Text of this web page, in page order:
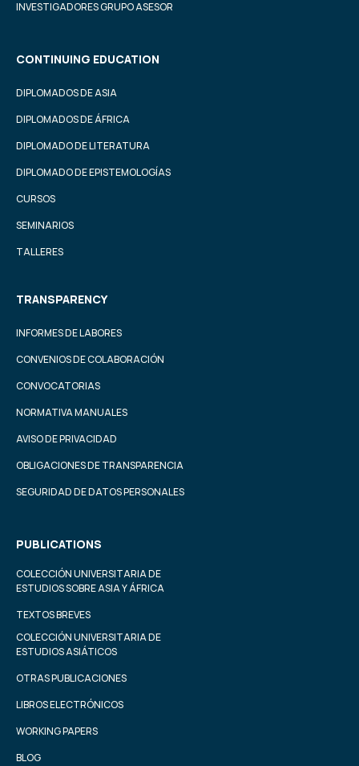
INVESTIGADORES GRUPO ASESOR
CONTINUING EDUCATION
DIPLOMADOS DE ASIA
DIPLOMADOS DE ÁFRICA
DIPLOMADO DE LITERATURA
DIPLOMADO DE EPISTEMOLOGÍAS
CURSOS
SEMINARIOS
TALLERES
TRANSPARENCY
INFORMES DE LABORES
CONVENIOS DE COLABORACIÓN
CONVOCATORIAS
NORMATIVA MANUALES
AVISO DE PRIVACIDAD
OBLIGACIONES DE TRANSPARENCIA
SEGURIDAD DE DATOS PERSONALES
PUBLICATIONS
COLECCIÓN UNIVERSITARIA DE
ESTUDIOS SOBRE ASIA Y ÁFRICA
TEXTOS BREVES
COLECCIÓN UNIVERSITARIA DE
ESTUDIOS ASIÁTICOS
OTRAS PUBLICACIONES
LIBROS ELECTRÓNICOS
WORKING PAPERS
BLOG